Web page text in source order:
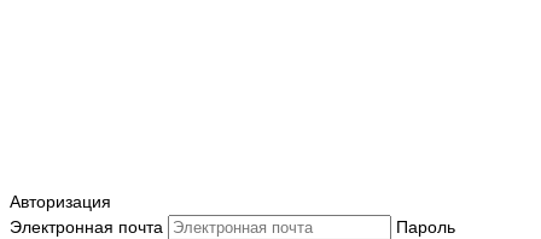
Авторизация
Электронная почта
Пароль